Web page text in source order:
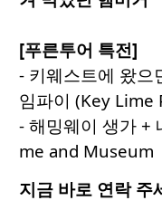
[푸른투어 특전]
- 키웨스트에 왔으
임파이 (Key Lime
- 해밍웨이 생가 +
me and Museum
지금 바로 연락 주